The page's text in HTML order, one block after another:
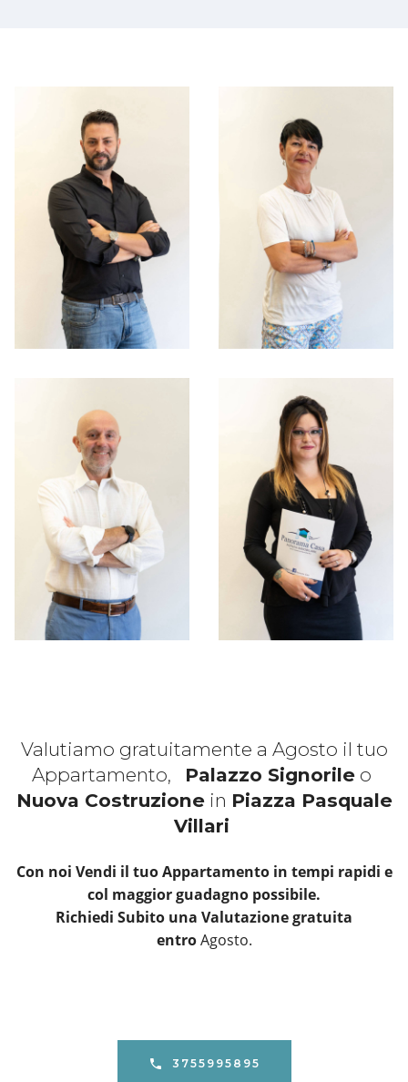
Valutiamo gratuitamente a Agosto il tuo
Appartamento, Palazzo Signorile o
Nuova Costruzionein Piazza Pasquale
Villari
Con noi Vendi il tuo Appartamento in tempi rapidi e
col maggior guadagno possibile.
Richiedi Subito una Valutazione gratuita
entroAgosto.
3755995895